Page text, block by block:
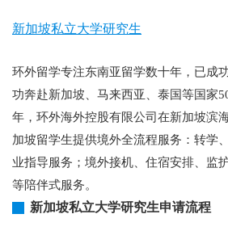
新加坡私立大学研究生
环外留学专注东南亚留学数十年，已成
功奔赴新加坡、马来西亚、泰国等国家
年，环外海外控股有限公司在新加坡滨
加坡留学生提供境外全流程服务：转学
业指导服务；境外接机、住宿安排、监
等陪伴式服务。
新加坡私立大学研究生申请流程